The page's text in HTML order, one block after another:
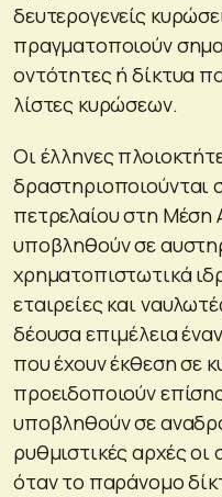
δευτερογενείς
πραγματοποιούν
οντότητες ή δίκτυα
λίστες κυρώσεων.
Οι έλληνες
δραστηριοποιούνται
πετρελαίου στη Μέση
υποβληθούν σε
χρηματοπιστωτικά
εταιρείες και
δέουσα επιμέλεια
που έχουν έκθεση σε
προειδοποιούν
υποβληθούν σε
ρυθμιστικές αρχές
όταν το παράνομο